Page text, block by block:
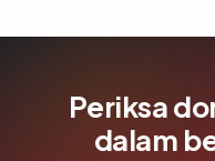
Periksa
dalam